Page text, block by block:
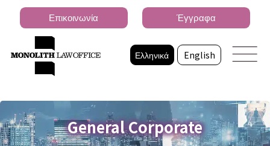
Ελληνικά English
Επικοινωνία Έγγραφα
General Corporate